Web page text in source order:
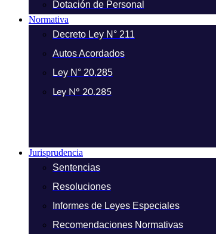
Dotación de Personal
Normativa
Decreto Ley N° 211
Autos Acordados
Ley N° 20.285
Ley N° 20.285
Jurisprudencia
Sentencias
Resoluciones
Informes de Leyes Especiales
Recomendaciones Normativas